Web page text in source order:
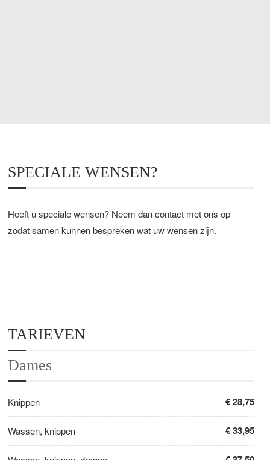
SPECIALE WENSEN?
Heeft u speciale wensen? Neem dan contact met ons op
zodat samen kunnen bespreken wat uw wensen zijn.
TARIEVEN
Dames
Knippen € 28,75
Wassen, knippen € 33,95